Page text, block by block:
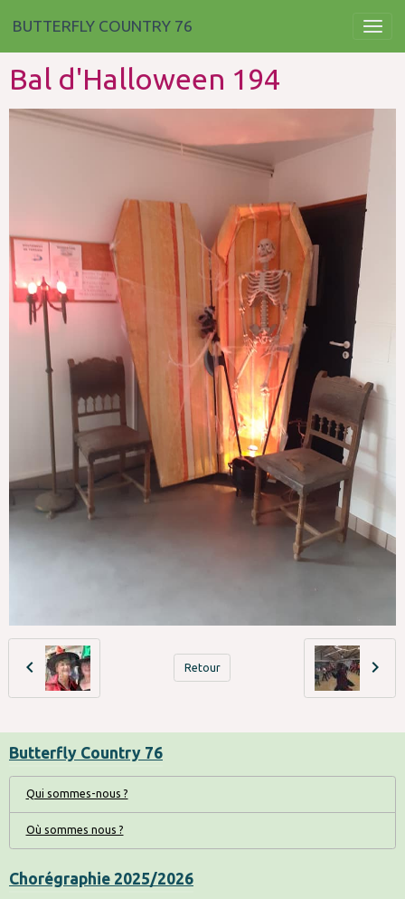
BUTTERFLY COUNTRY 76
Bal d'Halloween 194
Retour
Butterfly Country 76
Qui sommes-nous ?
Où sommes nous ?
Chorégraphie 2025/2026